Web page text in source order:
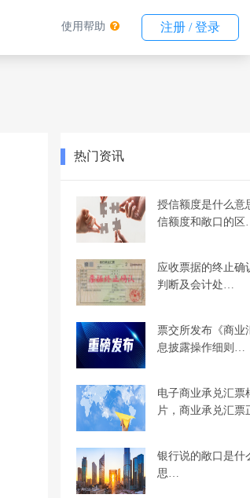
使用帮助 注册 / 登录
热门资讯
授信额度是什么意
信额度和敞口的
应收票据的终止确
判断及会计处…
票交所发布《商业
息披露操作细则…
电子商业承兑汇票
片，商业承兑汇
银行说的敞口是什
思…